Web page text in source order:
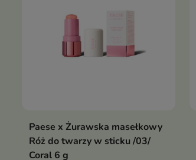
Dodaj do koszyka
Paese x Żurawska masełkowy
Róż do twarzy w sticku /03/
Coral 6 g